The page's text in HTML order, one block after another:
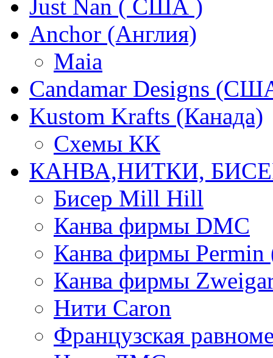
Just Nan ( США )
Anchor (Англия)
Maia
Candamar Designs
Kustom Krafts (Канада)
Схемы КК
КАНВА,НИТКИ,
Бисер Mill Hill
Канва фирмы DMC
Канва фирмы Permin
Канва фирмы
Нити Caron
Французская